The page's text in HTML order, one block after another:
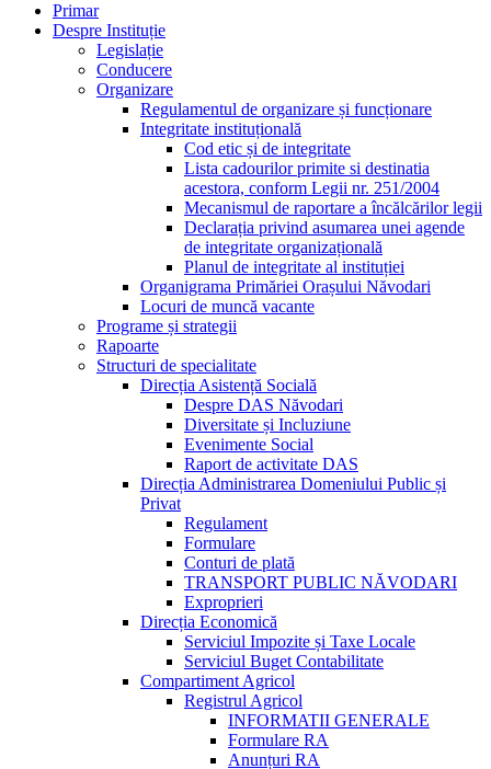
Primar
Despre Instituție
Legislație
Conducere
Organizare
Regulamentul de organizare și funcționare
Integritate instituțională
Cod etic și de integritate
Lista cadourilor primite si destinatia
acestora, conform Legii nr. 251/2004
Mecanismul de raportare a încălcărilor legii
Declarația privind asumarea unei agende
de integritate organizațională
Planul de integritate al instituției
Organigrama Primăriei Orașului Năvodari
Locuri de muncă vacante
Programe și strategii
Rapoarte
Structuri de specialitate
Direcția Asistență Socială
Despre DAS Năvodari
Diversitate și Incluziune
Evenimente Social
Raport de activitate DAS
Direcția Administrarea Domeniului Public și
Privat
Regulament
Formulare
Conturi de plată
TRANSPORT PUBLIC NĂVODARI
Exproprieri
Direcția Economică
Serviciul Impozite și Taxe Locale
Serviciul Buget Contabilitate
Compartiment Agricol
Registrul Agricol
INFORMATII GENERALE
Formulare RA
Anunțuri RA